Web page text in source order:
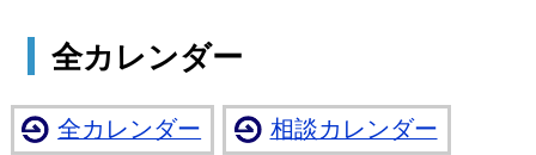
全カレンダー
全カレンダー 相談カレンダー